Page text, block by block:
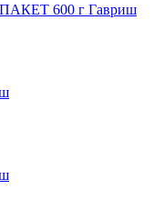
ПАКЕТ 600 г Гавриш